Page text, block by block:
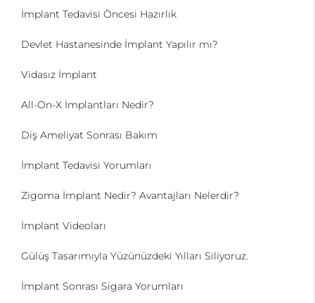
İmplant Tedavisi Öncesi Hazırlık
Devlet Hastanesinde İmplant Yapılır mı?
Vidasız İmplant
All-On-X İmplantları Nedir?
Diş Ameliyat Sonrası Bakım
İmplant Tedavisi Yorumları
Zigoma İmplant Nedir? Avantajları Nelerdir?
İmplant Videoları
Gülüş Tasarımıyla Yüzünüzdeki Yılları Siliyoruz.
İmplant Sonrası Sigara Yorumları